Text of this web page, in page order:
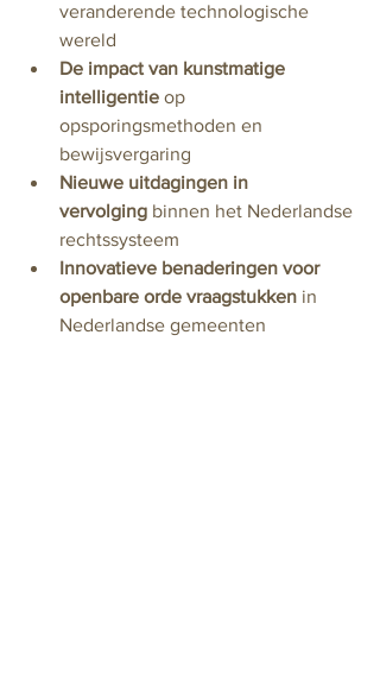
veranderende technologische
wereld
De impact van kunstmatige
intelligentie op
opsporingsmethoden en
bewijsvergaring
Nieuwe uitdagingen in
vervolging binnen het Nederlandse
rechtssysteem
Innovatieve benaderingen voor
openbare orde vraagstukken in
Nederlandse gemeenten